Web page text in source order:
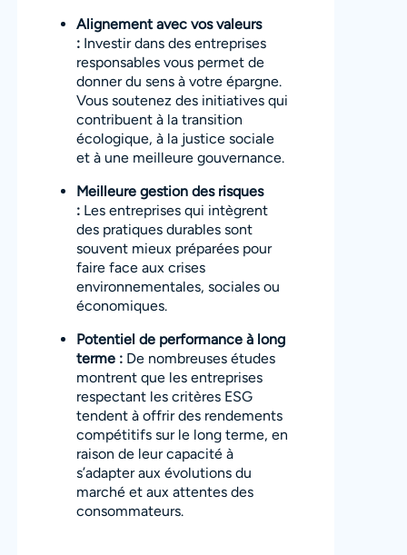
Alignement avec vos valeurs
:Investir dans des entreprises
responsables vous permet de
donner du sens à votre épargne.
Vous soutenez des initiatives qui
contribuent à la transition
écologique, à la justice sociale
et à une meilleure gouvernance.
Meilleure gestion des risques
:Les entreprises qui intègrent
des pratiques durables sont
souvent mieux préparées pour
faire face aux crises
environnementales, sociales ou
économiques.
Potentiel de performance à long
terme :De nombreuses études
montrent que les entreprises
respectant les critères ESG
tendent à offrir des rendements
compétitifs sur le long terme, en
raison de leur capacité à
s’adapter aux évolutions du
marché et aux attentes des
consommateurs.